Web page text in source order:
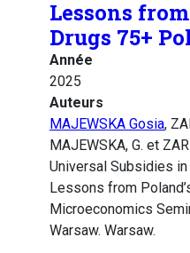
Lessons
Drugs 75+
Année
2025
Auteurs
MAJEWSKA Gosia,
MAJEWSKA, G. et
Universal Subsidies
Lessons from
Microeconomics
Warsaw. Warsaw.